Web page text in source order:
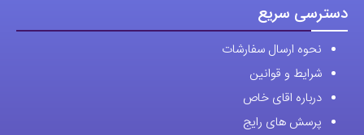
دسترسی سریع
نحوه ارسال سفارشات
شرایط و قوانین
درباره اقای خاص
پرسش های رایج